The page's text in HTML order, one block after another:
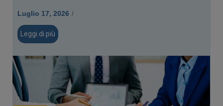
Luglio 17, 2026 /
Leggi di più